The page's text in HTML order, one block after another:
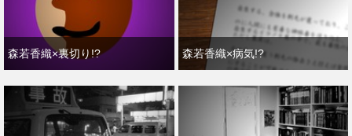
森若香織×裏切り!? 森若香織×病気!?